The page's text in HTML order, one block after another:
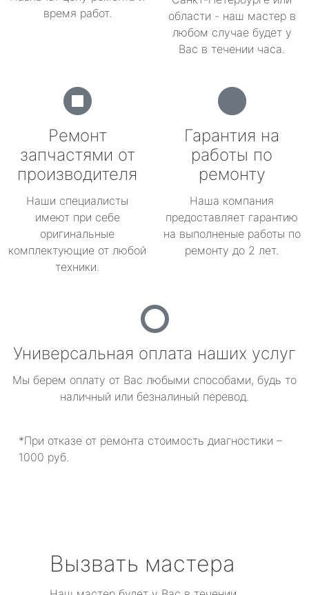
время работ.
области - наш мастер в
любом случае будет у
Вас в течении часа.
Ремонт
запчастями от
производителя
Наши специалисты
имеют при себе
оригинальные
комплектующие от любой
техники.
Гарантия на
работы по
ремонту
Наша компания
предоставляет гарантию
на выполненые работы по
ремонту до 2 лет.
Универсальная оплата наших услуг
Мы берем оплату от Вас любыми способами, будь то
наличный или безналиный перевод.
*При отказе от ремонта стоимость диагностики –
1000 руб.
Вызвать мастера